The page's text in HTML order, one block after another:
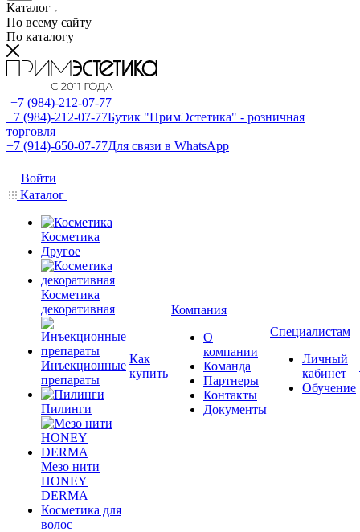
Каталог
По всему сайту
По каталогу
+7 (984)-212-07-77
+7 (984)-212-07-77Бутик "ПримЭстетика" - розничная
торговля
+7 (914)-650-07-77Для связи в WhatsApp
Войти
Каталог
Косметика
Другое
Косметика
декоративная
Инъекционные
препараты
Пилинги
Мезо нити
HONEY
DERMA
Косметика для
волос
Как
купить
Компания
О
компании
Команда
Партнеры
Контакты
Документы
Специалистам
Личный
кабинет
Обучение